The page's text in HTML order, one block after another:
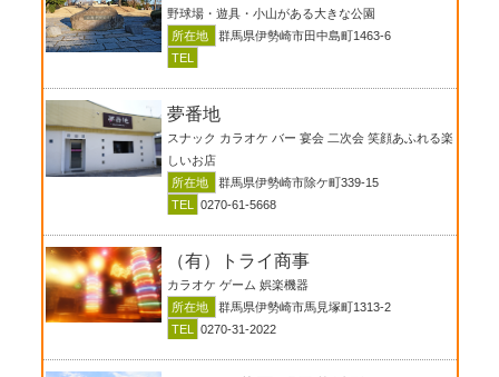
野球場・遊具・小山がある大きな公園
所在地
群馬県伊勢崎市田中島町1463-6
TEL
夢番地
スナック カラオケ バー 宴会 二次会 笑顔あふれる楽
しいお店
所在地
群馬県伊勢崎市除ケ町339-15
TEL
0270-61-5668
（有）トライ商事
カラオケ ゲーム 娯楽機器
所在地
群馬県伊勢崎市馬見塚町1313-2
TEL
0270-31-2022